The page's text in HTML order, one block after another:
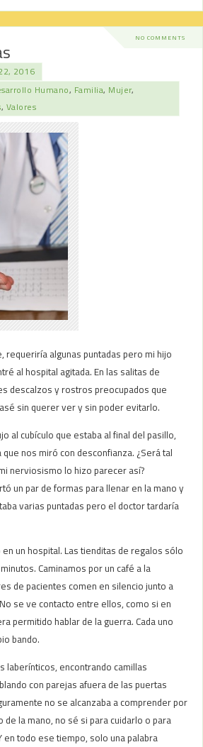
NO COMMENTS
2016
Humano, Familia, Mujer,
, Valores
requeriría algunas puntadas pero mi hijo
al hospital agitada. En las salitas de
descalzos y rostros preocupados que
sin querer ver y sin poder evitarlo.
al cubículo que estaba al final del pasillo,
que nos miró con desconfianza. ¿Será tal
nerviosismo lo hizo parecer así?
un par de formas para llenar en la mano y
varias puntadas pero el doctor tardaría
en un hospital. Las tienditas de regalos sólo
Caminamos por un café a la
de pacientes comen en silencio junto a
se ve contacto entre ellos, como si en
permitido hablar de la guerra. Cada uno
bando.
laberínticos, encontrando camillas
con parejas afuera de las puertas
no se alcanzaba a comprender por
de la mano, no sé si para cuidarlo o para
en todo ese tiempo, solo una palabra